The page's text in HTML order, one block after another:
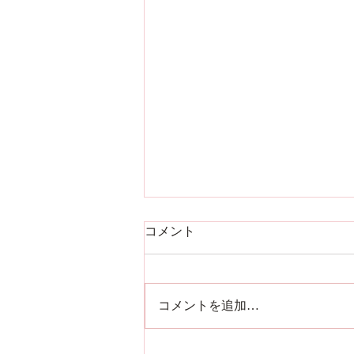
コメント
コメントを追加…